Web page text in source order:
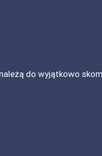
do wyjątkowo